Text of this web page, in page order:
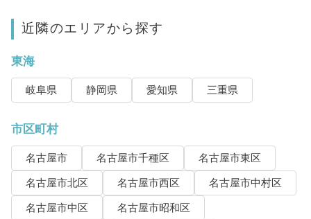
近隣のエリアから探す
東海
岐阜県 静岡県 愛知県 三重県
市区町村
名古屋市 名古屋市千種区
名古屋市東区
名古屋市北区
名古屋市西区
名古屋市中村区
名古屋市中区
名古屋市昭和区